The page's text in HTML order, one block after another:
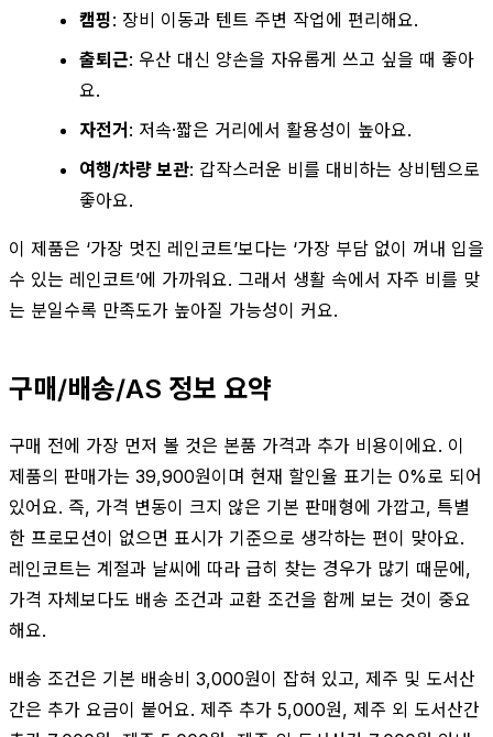
캠핑: 장비 이동과 텐트 주변 작업에 편리해요.
출퇴근: 우산 대신 양손을 자유롭게 쓰고 싶을 때 좋아
요.
자전거: 저속·짧은 거리에서 활용성이 높아요.
여행/차량 보관: 갑작스러운 비를 대비하는 상비템으로
좋아요.
이 제품은 ‘가장 멋진 레인코트’보다는 ‘가장 부담 없이 꺼내 입을
수 있는 레인코트’에 가까워요. 그래서 생활 속에서 자주 비를 맞
는 분일수록 만족도가 높아질 가능성이 커요.
구매/배송/AS 정보 요약
구매 전에 가장 먼저 볼 것은 본품 가격과 추가 비용이에요. 이
제품의 판매가는 39,900원이며 현재 할인율 표기는 0%로 되어
있어요. 즉, 가격 변동이 크지 않은 기본 판매형에 가깝고, 특별
한 프로모션이 없으면 표시가 기준으로 생각하는 편이 맞아요.
레인코트는 계절과 날씨에 따라 급히 찾는 경우가 많기 때문에,
가격 자체보다도 배송 조건과 교환 조건을 함께 보는 것이 중요
해요.
배송 조건은 기본 배송비 3,000원이 잡혀 있고, 제주 및 도서산
간은 추가 요금이 붙어요. 제주 추가 5,000원, 제주 외 도서산간